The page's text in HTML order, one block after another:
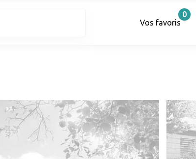
Vos favoris
0